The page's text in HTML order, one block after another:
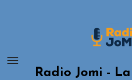
Radio Jomi -